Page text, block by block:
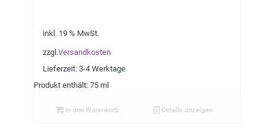
inkl. 19 % MwSt.
zzgl.Versandkosten
Lieferzeit: 3-4 Werktage
Produkt enthält: 75 ml
In den Warenkorb Details anzeigen